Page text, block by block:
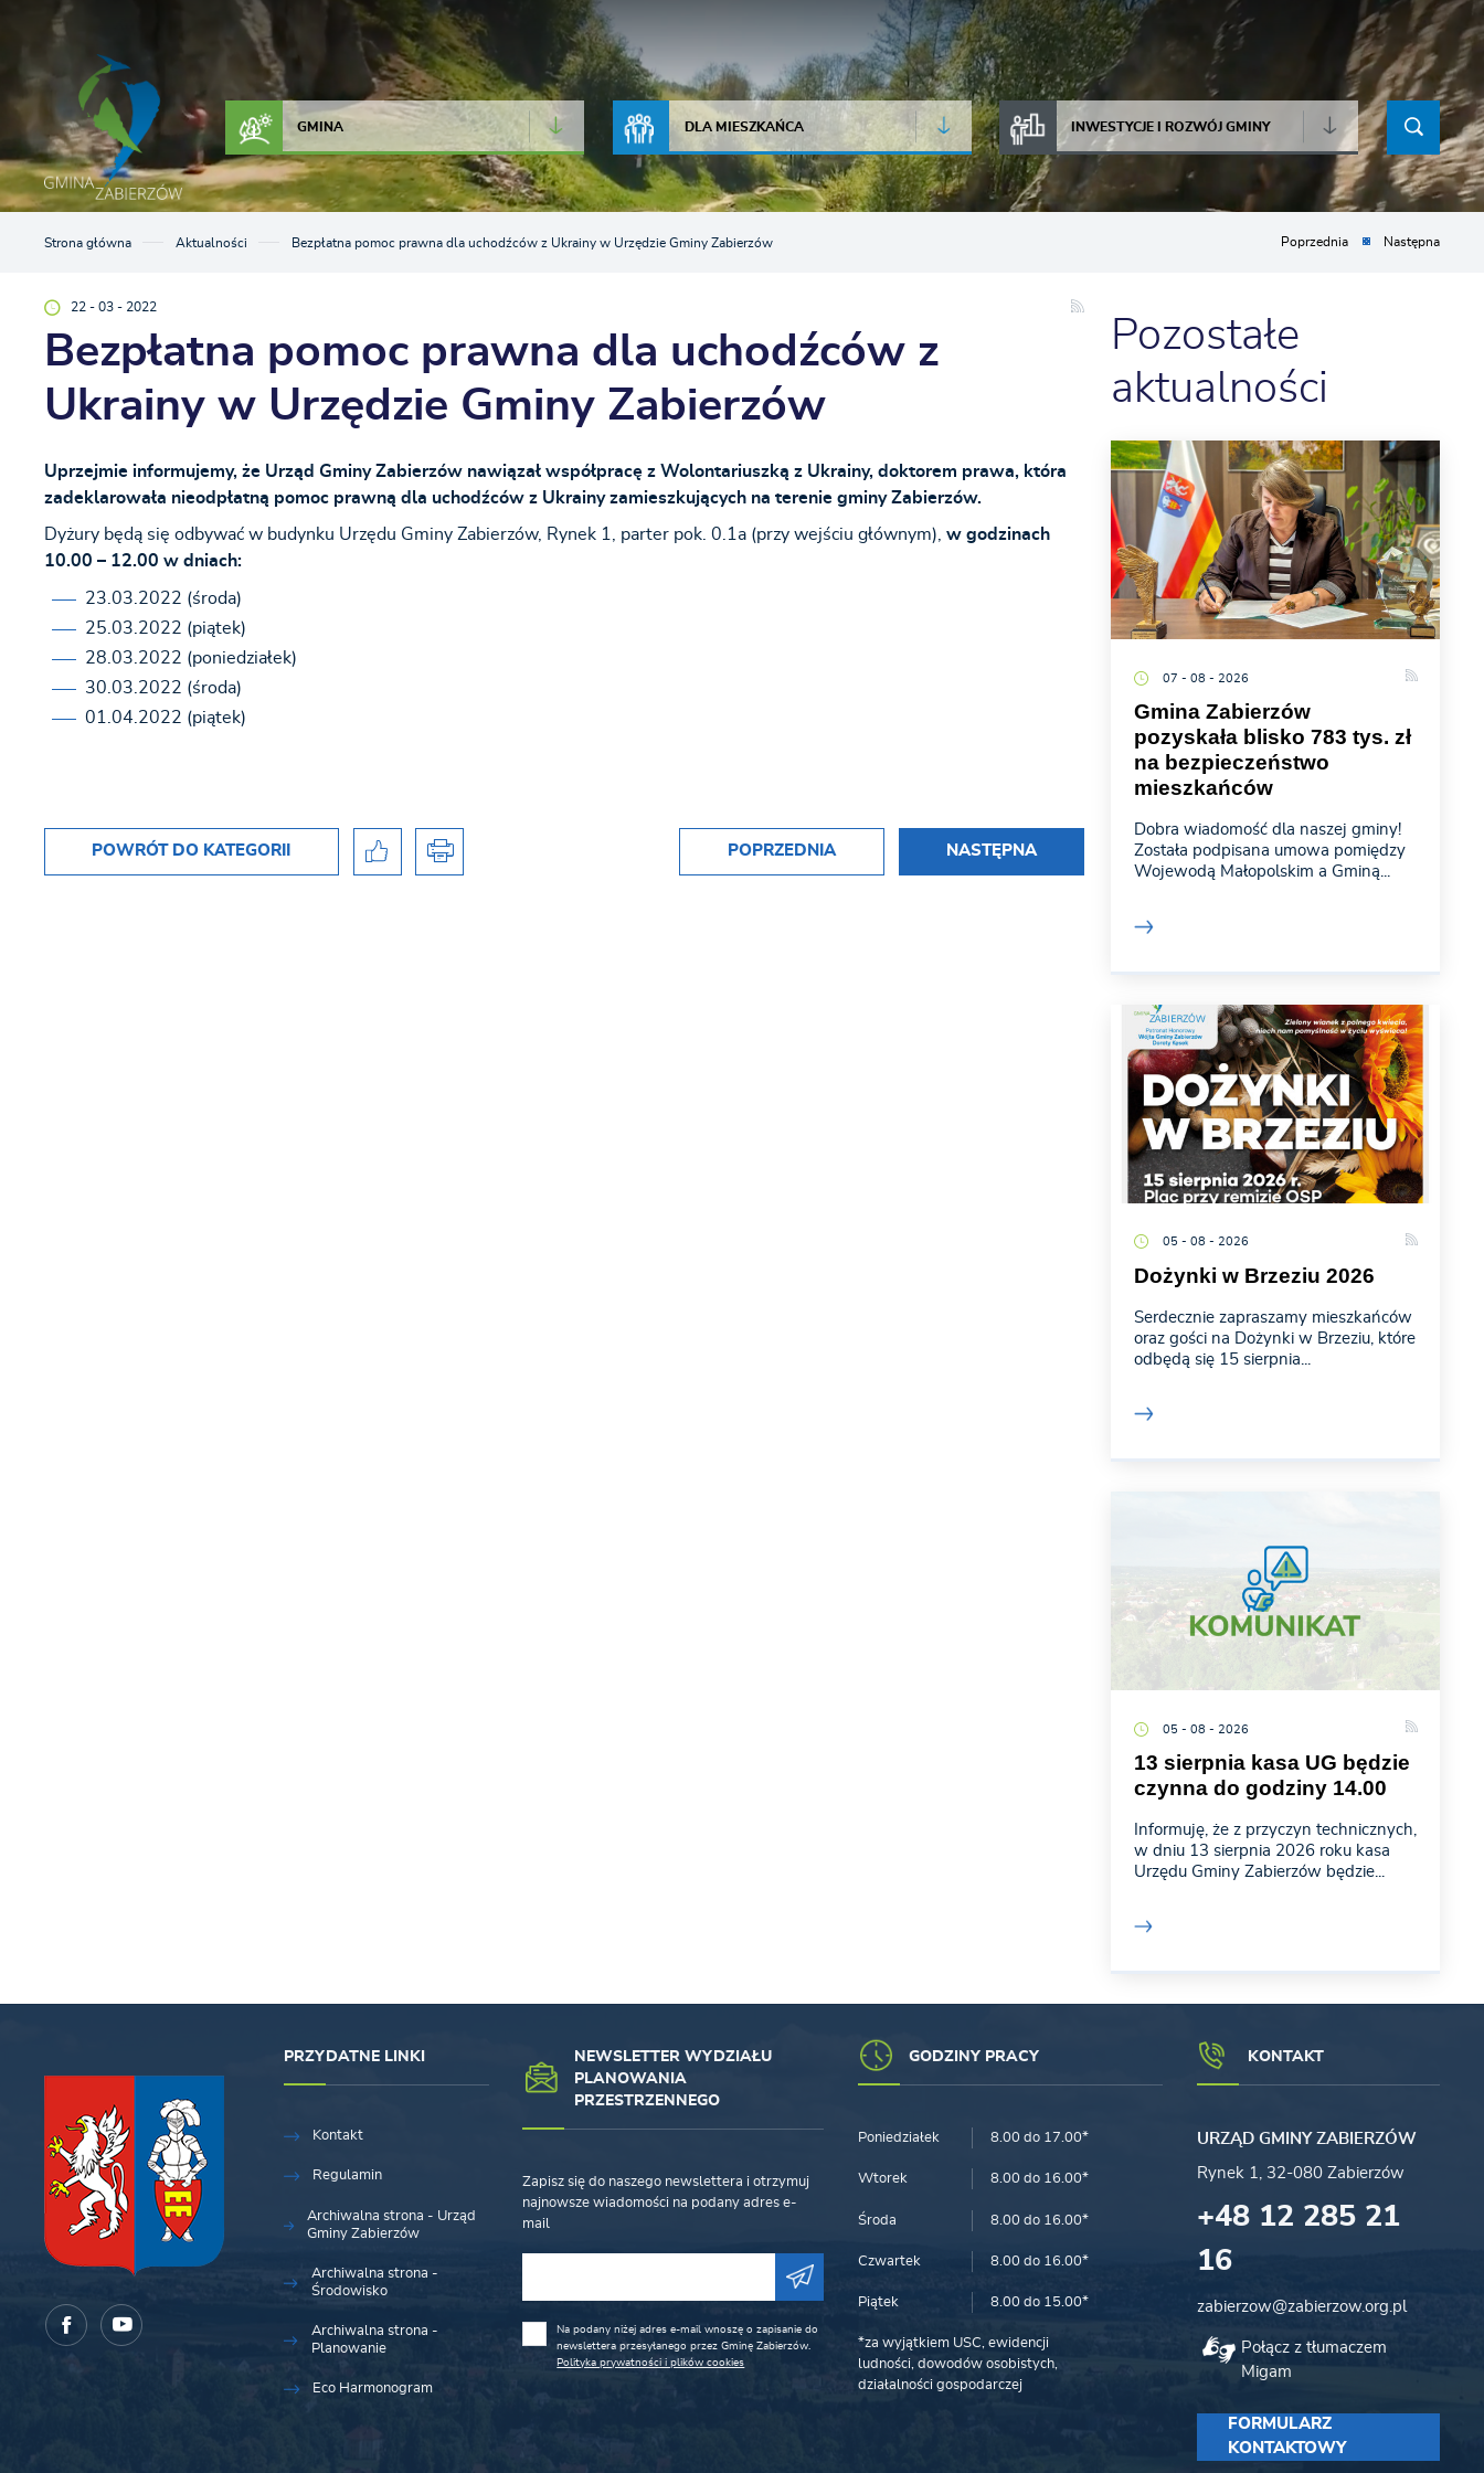
Przejdź do menu.
Przejdź do wyszukiwarki.
Przejdź do treści.
Przejdź do ustawień wielkości czcionki.
Włącz wersję kontrastową strony.
JAKOŚĆ POWIETRZA
GMINA DLA MIESZKAŃCA INWESTYCJE I ROZWÓJ GMINY
Strona główna Aktualności Bezpłatna pomoc prawna dla uchodźców z Ukrainy w Urzędzie Gminy Zabierzów Poprzednia Następna
22 - 03 - 2022
Bezpłatna pomoc prawna dla uchodźców z
Ukrainy w Urzędzie Gminy Zabierzów
Uprzejmie informujemy, że Urząd Gminy Zabierzów nawiązał współpracę z Wolontariuszką z Ukrainy, doktorem prawa, która
zadeklarowała nieodpłatną pomoc prawną dla uchodźców z Ukrainy zamieszkujących na terenie gminy Zabierzów.
Dyżury będą się odbywać w budynku Urzędu Gminy Zabierzów, Rynek 1, parter pok. 0.1a (przy wejściu głównym), w godzinach
10.00 – 12.00 w dniach:
23.03.2022 (środa)
25.03.2022 (piątek)
28.03.2022 (poniedziałek)
30.03.2022 (środa)
01.04.2022 (piątek)
POWRÓT DO KATEGORII POPRZEDNIA NASTĘPNA
Pozostałe
aktualności
07 - 08 - 2026
Gmina Zabierzów
pozyskała blisko 783 tys. zł
na bezpieczeństwo
mieszkańców
Dobra wiadomość dla naszej gminy!
Została podpisana umowa pomiędzy
Wojewodą Małopolskim a Gminą...
05 - 08 - 2026
Dożynki w Brzeziu 2026
Serdecznie zapraszamy mieszkańców
oraz gości na Dożynki w Brzeziu, które
odbędą się 15 sierpnia...
05 - 08 - 2026
13 sierpnia kasa UG będzie
czynna do godziny 14.00
Informuję, że z przyczyn technicznych,
w dniu 13 sierpnia 2026 roku kasa
Urzędu Gminy Zabierzów będzie...
PRZYDATNE LINKI
Kontakt
Regulamin
Archiwalna strona - Urząd
Gminy Zabierzów
Archiwalna strona -
Środowisko
Archiwalna strona -
Planowanie
Eco Harmonogram
NEWSLETTER WYDZIAŁU
PLANOWANIA
PRZESTRZENNEGO
Zapisz się do naszego newslettera i otrzymuj
najnowsze wiadomości na podany adres e-
mail
Na podany niżej adres e-mail wnoszę o zapisanie do
newslettera przesyłanego przez Gminę Zabierzów.
Polityka prywatności i plików cookies
GODZINY PRACY
Poniedziałek 8.00 do 17.00*
Wtorek 8.00 do 16.00*
Środa 8.00 do 16.00*
Czwartek 8.00 do 16.00*
Piątek 8.00 do 15.00*
*za wyjątkiem USC, ewidencji
ludności, dowodów osobistych,
działalności gospodarczej
KONTAKT
URZĄD GMINY ZABIERZÓW
Rynek 1, 32-080 Zabierzów
+48 12 285 21
16
zabierzow@zabierzow.org.pl
Połącz z tłumaczem
Migam
FORMULARZ
KONTAKTOWY